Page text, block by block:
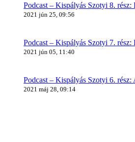
Podcast – Kispályás Szotyi 8.
2021 jún 25, 09:56
Podcast – Kispályás Szotyi 7. rész:
2021 jún 05, 11:40
Podcast – Kispályás Szotyi 6. rész:
2021 máj 28, 09:14